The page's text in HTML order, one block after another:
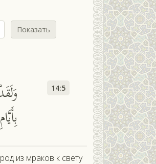
Показать
14:5
из мраков к свету